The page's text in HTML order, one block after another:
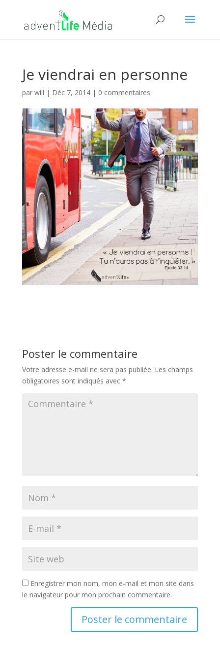
Je viendrai en personne
par will | Déc 7, 2014| 0 commentaires
Poster le commentaire
Votre adresse e-mail ne sera pas publiée. Les champs
obligatoires sont indiqués avec *
Enregistrer mon nom, mon e-mail et mon site dans
le navigateur pour mon prochain commentaire.